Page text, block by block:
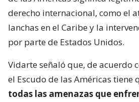
derecho internacional, como el
lanchas en el Caribe y la
por parte de Estados Unidos.
Vidarte señaló que, de acuerdo
el Escudo de las Américas tiene
todas las amenazas que